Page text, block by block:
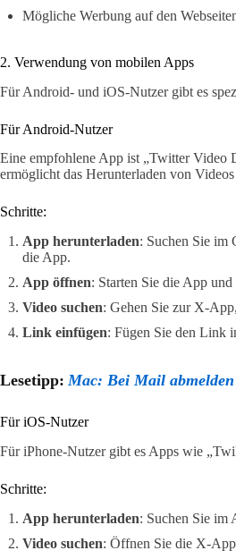
Mögliche Werbung auf den
2. Verwendung von mobilen Apps
Für Android- und iOS-Nutzer gibt es
Für Android-Nutzer
Eine empfohlene App ist „Twitter Video
ermöglicht das Herunterladen von
Schritte:
App herunterladen: Suchen Sie im
die App.
App öffnen: Starten Sie die App
Video suchen: Gehen Sie zur X-
Link einfügen: Fügen Sie den Link
Lesetipp: Mac: Bei Mail abmelden
Für iOS-Nutzer
Für iPhone-Nutzer gibt es Apps wie
Schritte:
App herunterladen: Suchen Sie im
Video suchen: Öffnen Sie die X-